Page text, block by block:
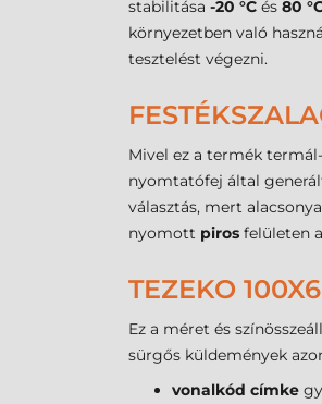
stabilitása -20 °C és 80
környezetben való
tesztelést végezni.
Mivel ez a termék
nyomtatófej által
választás, mert
nyomott piros felületen
TEZEKO
Ez a méret és
sürgős küldemények
vonalkód címke